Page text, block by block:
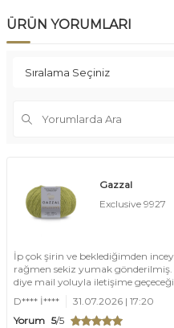
ÜRÜN YORUMLARI
Gazzal
Exclusive 9927
İp çok şirin ve beklediğimden
rağmen sekiz yumak gönderilmiş.
diye mail yoluyla iletişime
D**** İ****
31.07.2026 | 17:20
Yorum 5/5